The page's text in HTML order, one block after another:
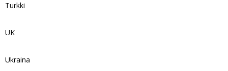
Turkki
UK
Ukraina